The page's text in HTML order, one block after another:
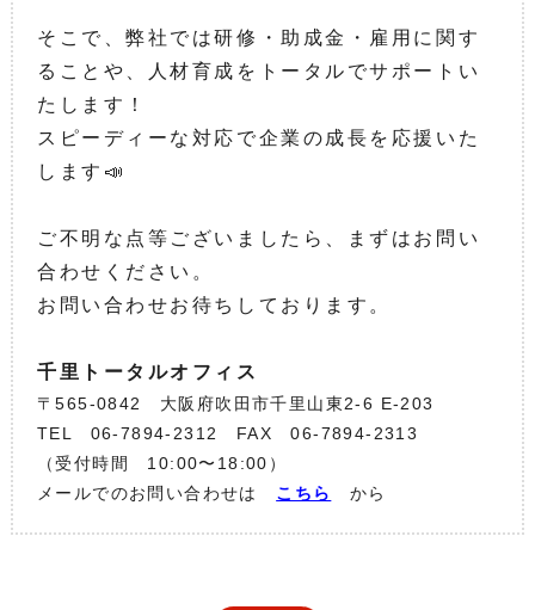
そこで、弊社では研修・助成金・雇用に関す
ることや、人材育成をトータルでサポートい
たします！
スピーディーな対応で企業の成長を応援いた
します📣
ご不明な点等ございましたら、まずはお問い
合わせください。
お問い合わせお待ちしております。
千里トータルオフィス
〒565-0842 大阪府吹田市千里山東2-6 E-203
TEL 06-7894-2312 FAX 06-7894-2313
（受付時間 10:00〜18:00）
メールでのお問い合わせは こちら から